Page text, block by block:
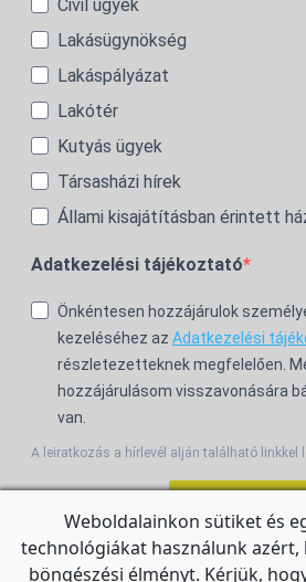
Civil ügyek
Lakásügynökség
Lakáspályázat
Lakótér
Kutyás ügyek
Társasházi hírek
Állami kisajátításban érintett
Adatkezelési tájékoztató
Önkéntesen hozzájárulok
kezeléséhez az Adatkezelési
részletezetteknek megfelelően.
hozzájárulásom visszavonására
van.
A leiratkozás a hírlevél alján található linkkel
For the English Newsletter, click
Weboldalainkon sütiket és
technológiákat használunk azért,
böngészési élményt. Kérjük,